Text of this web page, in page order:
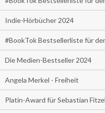
Indie-Hörbücher 2024
#BookTok Bestsellerliste für
Die Medien-Bestseller 2024
Angela Merkel - Freiheit
Platin-Award für Sebastian